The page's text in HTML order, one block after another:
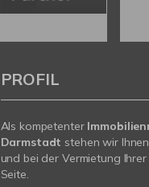
PROFIL
Als kompetenter
Darmstadt stehen wir
und bei der Vermietung
Seite.